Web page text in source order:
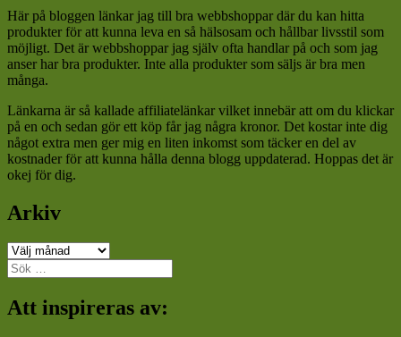
Här på bloggen länkar jag till bra webbshoppar där du kan hitta
produkter för att kunna leva en så hälsosam och hållbar livsstil som
möjligt. Det är webbshoppar jag själv ofta handlar på och som jag
anser har bra produkter. Inte alla produkter som säljs är bra men
många.
Länkarna är så kallade affiliatelänkar vilket innebär att om du klickar
på en och sedan gör ett köp får jag några kronor. Det kostar inte dig
något extra men ger mig en liten inkomst som täcker en del av
kostnader för att kunna hålla denna blogg uppdaterad. Hoppas det är
okej för dig.
Arkiv
Arkiv
Sök
efter:
Att inspireras av: